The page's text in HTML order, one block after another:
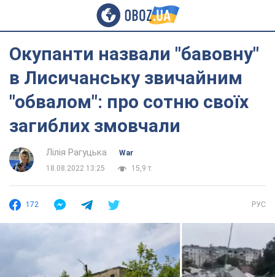
Окупанти назвали "бавовну"
в Лисичанську звичайним
"обвалом": про сотню своїх
загиблих змовчали
Лілія Рагуцька
War
18.08.2022 13:25
15,9 т.
172 РУС